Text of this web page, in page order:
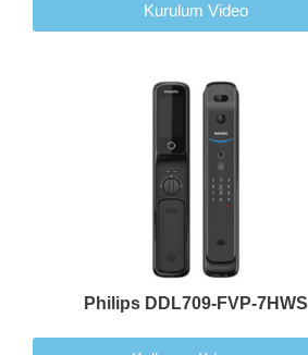
Kurulum Video
Philips DDL709-FVP-7HWS